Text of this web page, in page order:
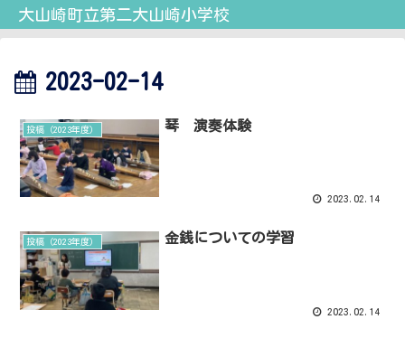
大山崎町立第二大山崎小学校
2023-02-14
投稿（2023年度） 琴 演奏体験
2023.02.14
投稿（2023年度） 金銭についての学習
2023.02.14